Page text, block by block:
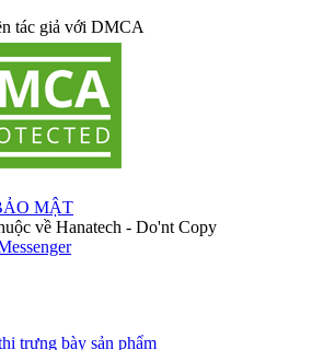
tác giả với DMCA
MẬT
về Hanatech - Do'nt Copy
trưng bày sản phẩm